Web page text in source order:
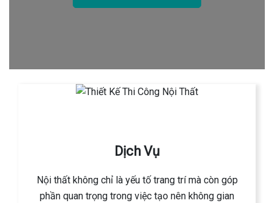
Dịch Vụ
Nội thất không chỉ là yếu tố trang trí mà còn góp
phần quan trọng trong việc tạo nên không gian